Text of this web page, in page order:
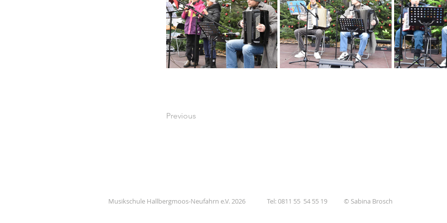
Previous
Musikschule Hallbergmoos-Neufahrn e.V. 2026 Tel: 0811 55 54 55 19 © Sabina Brosch